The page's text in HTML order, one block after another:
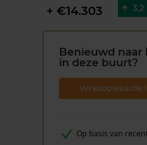
+ €14.303 3,2
Benieuwd naar
in deze buurt?
Verkoopwaarde
Op basis van